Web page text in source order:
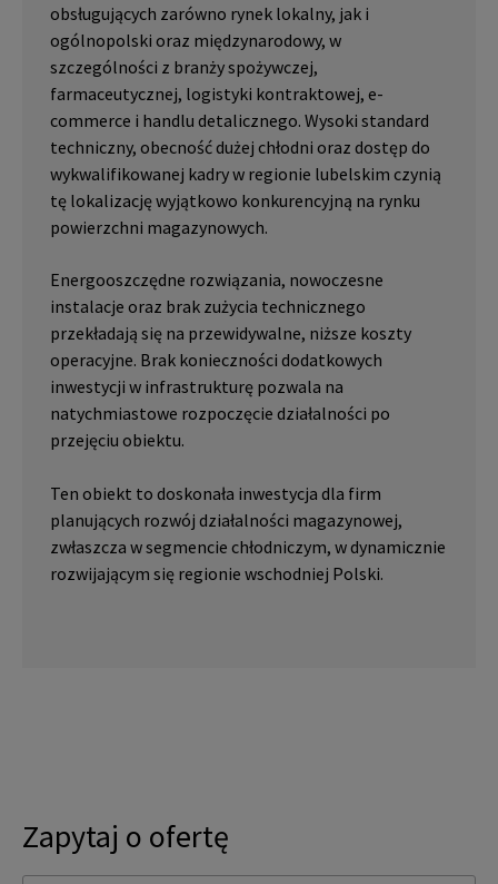
obsługujących zarówno rynek lokalny, jak i
ogólnopolski oraz międzynarodowy, w
szczególności z branży spożywczej,
farmaceutycznej, logistyki kontraktowej, e-
commerce i handlu detalicznego. Wysoki standard
techniczny, obecność dużej chłodni oraz dostęp do
wykwalifikowanej kadry w regionie lubelskim czynią
tę lokalizację wyjątkowo konkurencyjną na rynku
powierzchni magazynowych.
Energooszczędne rozwiązania, nowoczesne
instalacje oraz brak zużycia technicznego
przekładają się na przewidywalne, niższe koszty
operacyjne. Brak konieczności dodatkowych
inwestycji w infrastrukturę pozwala na
natychmiastowe rozpoczęcie działalności po
przejęciu obiektu.
Ten obiekt to doskonała inwestycja dla firm
planujących rozwój działalności magazynowej,
zwłaszcza w segmencie chłodniczym, w dynamicznie
rozwijającym się regionie wschodniej Polski.
Zapytaj o ofertę